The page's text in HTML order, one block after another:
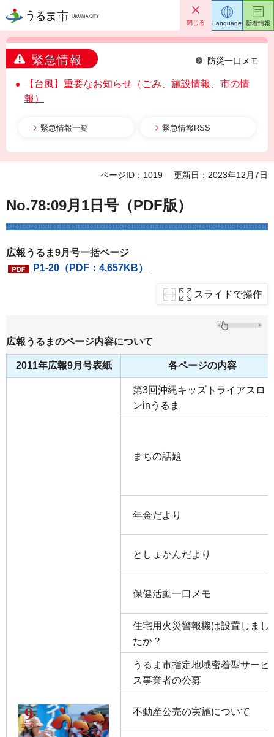
うるま市 閉じる
緊急情報 防災一口メモ
【台風】重要なお知らせ（ごみ、施設情報、市の情
報）
緊急情報一覧 緊急情報RSS
Language 新着情報
ページID：1019 更新日：2023年12月7日
No.78:09月1日号（PDF版）
広報うるま9月号一括ページ
P1-20（PDF：4,657KB）
スライドで操作
広報うるまのページ内容について
2011年広報9月号表紙 各ページの内容
第3回沖縄キッズトライアスロ
ンinうるま
まちの話題
年金だより
としょかんだより
保健活動一口メモ
住宅用火災警報機は設置しまし
たか？
うるま市指定地域密着型サービ
ス事業者の公募
不動産公売の実施について